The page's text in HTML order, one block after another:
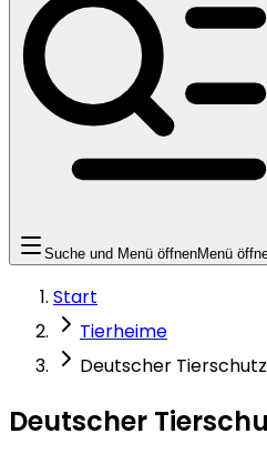
Suche und Menü öffnenMenü
Start
Tierheime
Deutscher
Deutscher